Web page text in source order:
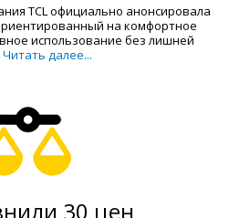
TCL официально анонсировала
на комфортное
использование без лишней
Читать далее...
30 цен